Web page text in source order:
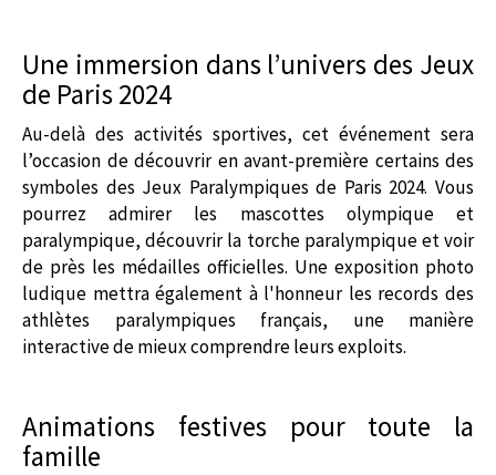
Une immersion dans l’univers des Jeux
de Paris 2024
Au-delà des activités sportives, cet événement sera
l’occasion de découvrir en avant-première certains des
symboles des Jeux Paralympiques de Paris 2024. Vous
pourrez admirer les mascottes olympique et
paralympique, découvrir la torche paralympique et voir
de près les médailles officielles. Une exposition photo
ludique mettra également à l'honneur les records des
athlètes paralympiques français, une manière
interactive de mieux comprendre leurs exploits.
Animations festives pour toute la
famille